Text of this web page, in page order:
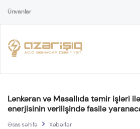
Ünvanlar
Lənkəran və Masallıda təmir işləri
enerjisinin verilişində fasilə
Əsas səhifə
Xəbərlər